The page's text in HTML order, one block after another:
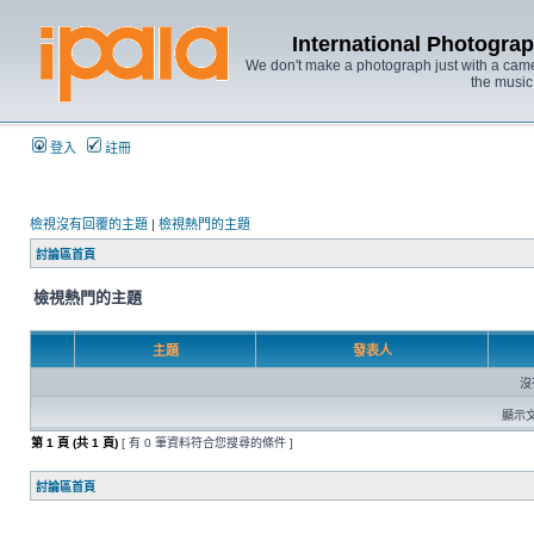
International
We don't make a photograph just with a
the
登入 註冊
檢視沒有回覆的主題 | 檢視熱門的主題
討論區首頁
檢視熱門的主題
主題 發表人
沒
顯示
第 1 頁 (共 1 頁) [ 有 0 筆資料符合您搜尋的條件 ]
討論區首頁